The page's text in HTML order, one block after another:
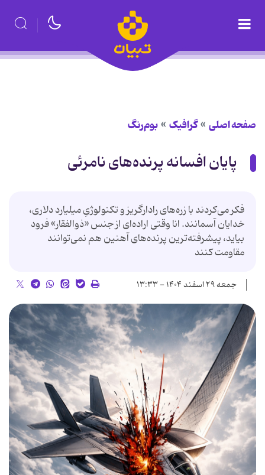
صفحه اصلی گرافیک بوم‌رنگ
پایان افسانه پرنده‌های نامرئی
فکر می‌کردند با زره‌های رادارگریز و تکنولوژیِ میلیارد دلاری،
خدایان آسمانند. انا وقتی اراده‌ای از جنس «ذوالفقار» فرود
بیاید، پیشرفته‌ترین پرنده‌های آهنین هم نمی‌توانند
مقاومت کنند
جمعه ۲۹ اسفند ۱۴۰۴ - ۱۳:۳۳